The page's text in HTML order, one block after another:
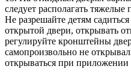
следует располагать
Не разрешайте детям
открытой двери, открывать
регулируйте кронштейны
самопроизвольно не
открываться при приложении